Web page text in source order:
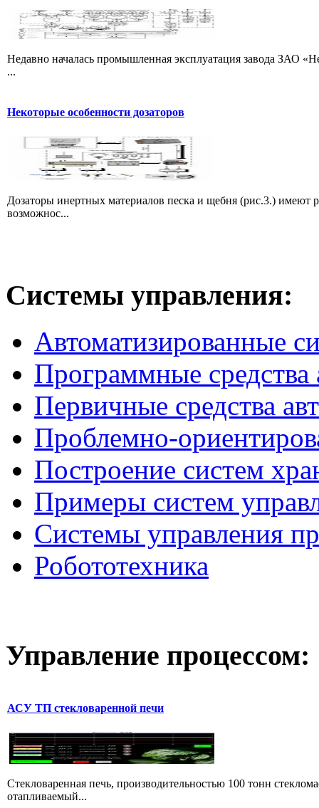
Недавно началась промышленная эксплуатация завода ЗАО
...
Некоторые особенности дозаторов
Дозаторы инертных материалов песка и щебня (рис.3.) имеют
возможнос...
Системы управления:
Автоматизированные
Программные средства
Первичные средства
Проблемно-
Построение систем
Примеры систем
Системы управления
Робототехника
Управление процессом:
АСУ ТП стекловаренной печи
Стекловаренная печь, производительностью 100 тонн
отапливаемый...